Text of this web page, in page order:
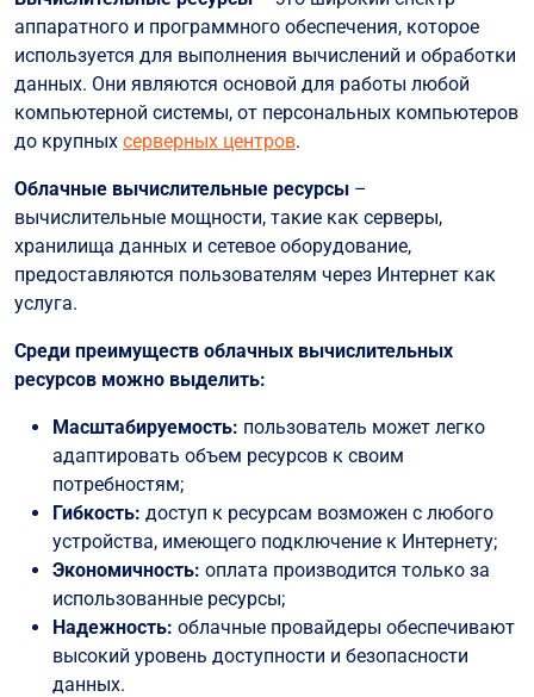
аппаратного и программного обеспечения, которое
используется для выполнения вычислений и обработки
данных. Они являются основой для работы любой
компьютерной системы, от персональных компьютеров
до крупных серверных центров.
Облачные вычислительные ресурсы –
вычислительные мощности, такие как серверы,
хранилища данных и сетевое оборудование,
предоставляются пользователям через Интернет как
услуга.
Среди преимуществ облачных вычислительных
ресурсов можно выделить:
Масштабируемость: пользователь может легко
адаптировать объем ресурсов к своим
потребностям;
Гибкость: доступ к ресурсам возможен с любого
устройства, имеющего подключение к Интернету;
Экономичность: оплата производится только за
использованные ресурсы;
Надежность: облачные провайдеры обеспечивают
высокий уровень доступности и безопасности
данных.